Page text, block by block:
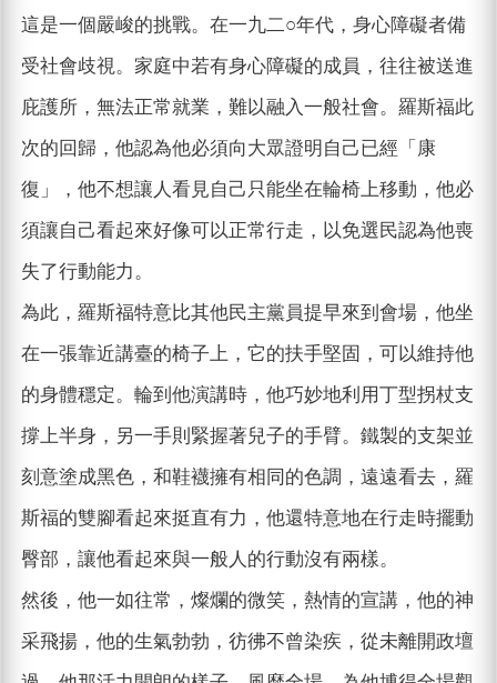
這是一個嚴峻的挑戰。在一九二○年代，身心障礙者備
受社會歧視。家庭中若有身心障礙的成員，往往被送進
庇護所，無法正常就業，難以融入一般社會。羅斯福此
次的回歸，他認為他必須向大眾證明自己已經「康
復」，他不想讓人看見自己只能坐在輪椅上移動，他必
須讓自己看起來好像可以正常行走，以免選民認為他喪
失了行動能力。
為此，羅斯福特意比其他民主黨員提早來到會場，他坐
在一張靠近講臺的椅子上，它的扶手堅固，可以維持他
的身體穩定。輪到他演講時，他巧妙地利用丁型拐杖支
撐上半身，另一手則緊握著兒子的手臂。鐵製的支架並
刻意塗成黑色，和鞋襪擁有相同的色調，遠遠看去，羅
斯福的雙腳看起來挺直有力，他還特意地在行走時擺動
臀部，讓他看起來與一般人的行動沒有兩樣。
然後，他一如往常，燦爛的微笑，熱情的宣講，他的神
采飛揚，他的生氣勃勃，彷彿不曾染疾，從未離開政壇